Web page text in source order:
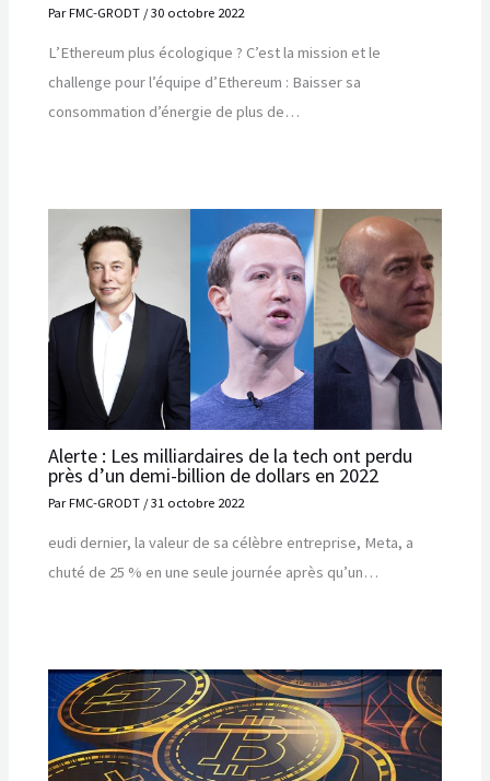
ParFMC-GRODT /30 octobre 2022
L’Ethereum plus écologique ? C’est la mission et le
challenge pour l’équipe d’Ethereum : Baisser sa
consommation d’énergie de plus de…
Alerte : Les milliardaires de la tech ont perdu
près d’un demi-billion de dollars en 2022
ParFMC-GRODT /31 octobre 2022
eudi dernier, la valeur de sa célèbre entreprise, Meta, a
chuté de 25 % en une seule journée après qu’un…